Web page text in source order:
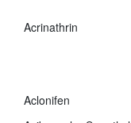
Acrinathrin
Aclonifen